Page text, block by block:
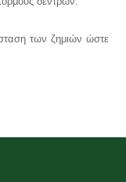
των ζημιών ώστε